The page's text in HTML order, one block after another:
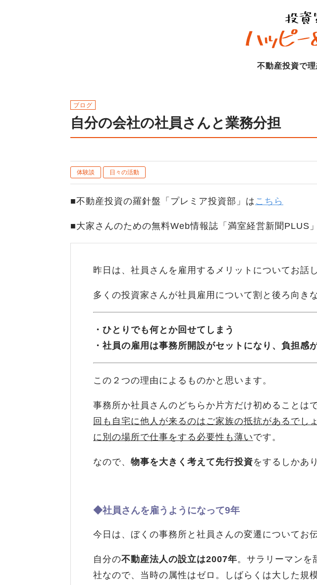
不動産投資で
ブログ
自分の会社の社員さんと業務分担
体験談 日々の活動
■不動産投資の羅針盤「プレミア投資部」は こちら
■大家さんのための無料Web情報誌「満室経営新聞PLUS
昨日は、社員さんを雇用するメリットについてお話
多くの投資家さんが社員雇用について割と後ろ向きな
・ひとりでも何とか回せてしまう
・社員の雇用は事務所開設がセットになり、負担感
この２つの理由によるものかと思います。
事務所か社員さんのどちらか片方だけ初めることは
回も自宅に他人が来るのはご家族の抵抗があるでし
に別の場所で仕事をする必要性も薄いです。
なので、 物事を大きく考えて先行投資をするしかあ
◆社員さんを雇うようになって9年
今日は、ぼくの事務所と社員さんの変遷についてお
自分の不動産法人の設立は2007年。サラリーマンを
社なので、当時の属性はゼロ。しばらくは大した規